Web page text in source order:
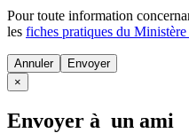
Pour toute information
les fiches pratiques du
Annuler
×
Envoyer à un ami